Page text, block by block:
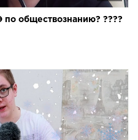
обществознанию? ????